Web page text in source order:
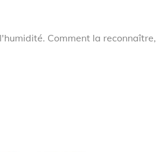
Comment la reconnaître,